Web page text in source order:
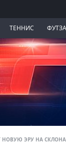
ТЕННИС
НОВУЮ ЭРУ НА